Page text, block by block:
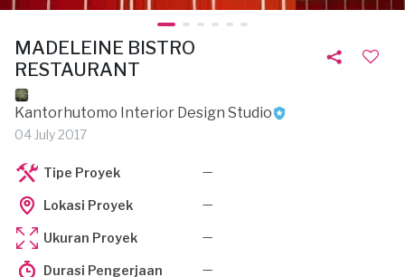
MADELEINE BISTRO
RESTAURANT
Kantorhutomo Interior Design Studio
04 July 2017
Tipe Proyek —
Lokasi Proyek —
Ukuran Proyek —
Durasi Pengerjaan —